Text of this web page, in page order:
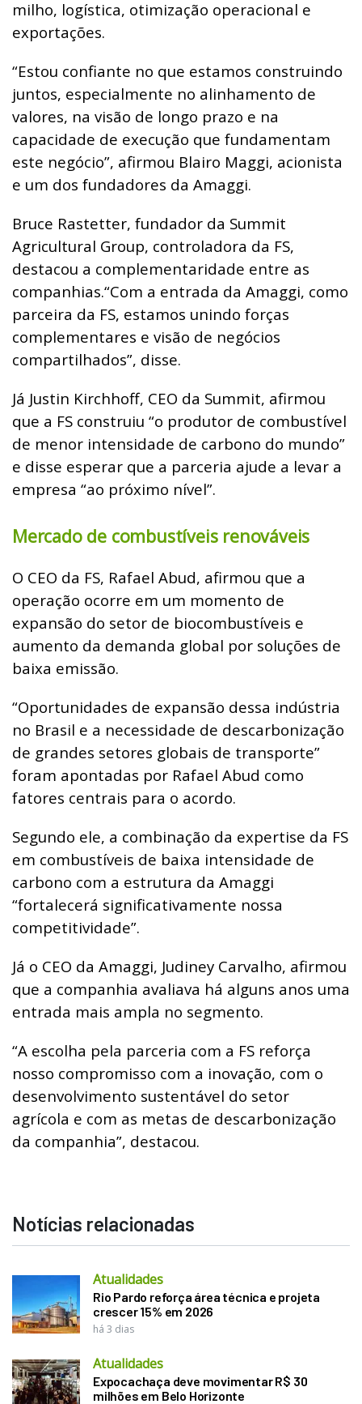
milho, logística, otimização operacional e
exportações.
“Estou confiante no que estamos construindo
juntos, especialmente no alinhamento de
valores, na visão de longo prazo e na
capacidade de execução que fundamentam
este negócio”, afirmou Blairo Maggi, acionista
e um dos fundadores da Amaggi.
Bruce Rastetter, fundador da Summit
Agricultural Group, controladora da FS,
destacou a complementaridade entre as
companhias.“Com a entrada da Amaggi, como
parceira da FS, estamos unindo forças
complementares e visão de negócios
compartilhados”, disse.
Já Justin Kirchhoff, CEO da Summit, afirmou
que a FS construiu “o produtor de combustível
de menor intensidade de carbono do mundo”
e disse esperar que a parceria ajude a levar a
empresa “ao próximo nível”.
Mercado de combustíveis renováveis
O CEO da FS, Rafael Abud, afirmou que a
operação ocorre em um momento de
expansão do setor de biocombustíveis e
aumento da demanda global por soluções de
baixa emissão.
“Oportunidades de expansão dessa indústria
no Brasil e a necessidade de descarbonização
de grandes setores globais de transporte”
foram apontadas por Rafael Abud como
fatores centrais para o acordo.
Segundo ele, a combinação da expertise da FS
em combustíveis de baixa intensidade de
carbono com a estrutura da Amaggi
“fortalecerá significativamente nossa
competitividade”.
Já o CEO da Amaggi, Judiney Carvalho, afirmou
que a companhia avaliava há alguns anos uma
entrada mais ampla no segmento.
“A escolha pela parceria com a FS reforça
nosso compromisso com a inovação, com o
desenvolvimento sustentável do setor
agrícola e com as metas de descarbonização
da companhia”, destacou.
Notícias relacionadas
Atualidades
Rio Pardo reforça área técnica e projeta
crescer 15% em 2026
há 3 dias
Atualidades
Expocachaça deve movimentar R$ 30
milhões em Belo Horizonte